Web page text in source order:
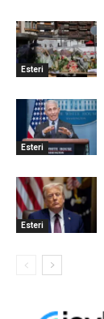
Esteri
Esteri
Esteri